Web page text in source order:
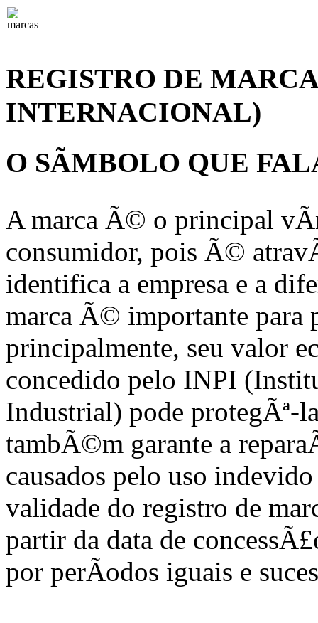
REGISTRO DE
INTERNACIONAL)
O SÃMBOLO QUE
A marca Ã© o principal
consumidor, pois Ã©
identifica a empresa e a
marca Ã© importante para
principalmente, seu valor
concedido pelo INPI
Industrial) pode protegÃª-
tambÃ©m garante a
causados pelo uso
validade do registro de
partir da data de
por perÃ­odos iguais e